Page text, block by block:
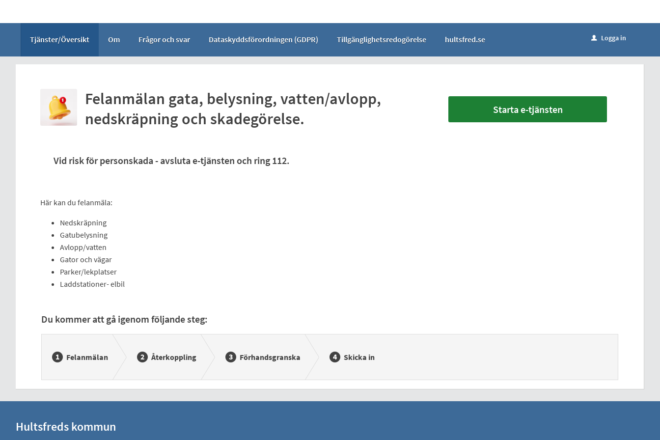
till
Tjänster/Översikt Om Frågor och svar Dataskyddsförordningen (GDPR) Tillgänglighetsredogörelse hultsfred.se u Logga in
Felanmälan gata, belysning, vatten/avlopp,
nedskräpning och skadegörelse.
Vid risk för personskada - avsluta e-tjänsten och ring 112.
Här kan du felanmäla:
Nedskräpning
Gatubelysning
Avlopp/vatten
Gator och vägar
Parker/lekplatser
Laddstationer- elbil
Starta e-tjänsten
Du kommer att gå igenom följande steg:
Felanmälan Återkoppling Förhandsgranska Skicka in
Hultsfreds kommun